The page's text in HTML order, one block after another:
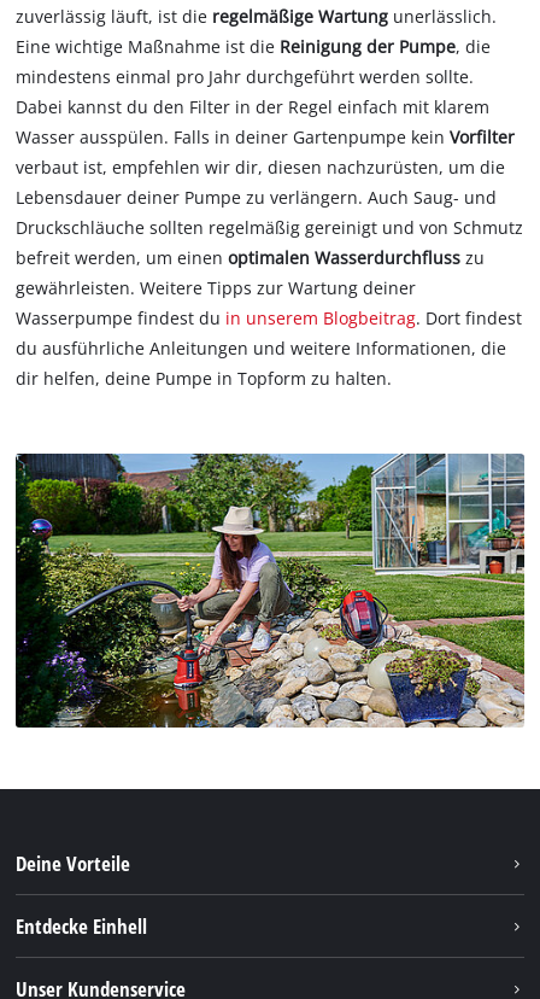
zuverlässig läuft, ist die regelmäßige Wartung unerlässlich.
Eine wichtige Maßnahme ist die Reinigung der Pumpe, die
mindestens einmal pro Jahr durchgeführt werden sollte.
Dabei kannst du den Filter in der Regel einfach mit klarem
Wasser ausspülen. Falls in deiner Gartenpumpe keinVorfilter
verbaut ist, empfehlen wir dir, diesen nachzurüsten, um die
Lebensdauer deiner Pumpe zu verlängern. Auch Saug- und
Druckschläuche sollten regelmäßig gereinigt und von Schmutz
befreit werden, um einenoptimalen Wasserdurchfluss zu
gewährleisten. Weitere Tipps zur Wartung deiner
Wasserpumpe findest du in unserem Blogbeitrag. Dort findest
du ausführliche Anleitungen und weitere Informationen, die
dir helfen, deine Pumpe in Topform zu halten.
Deine Vorteile
Entdecke Einhell
Unser Kundenservice